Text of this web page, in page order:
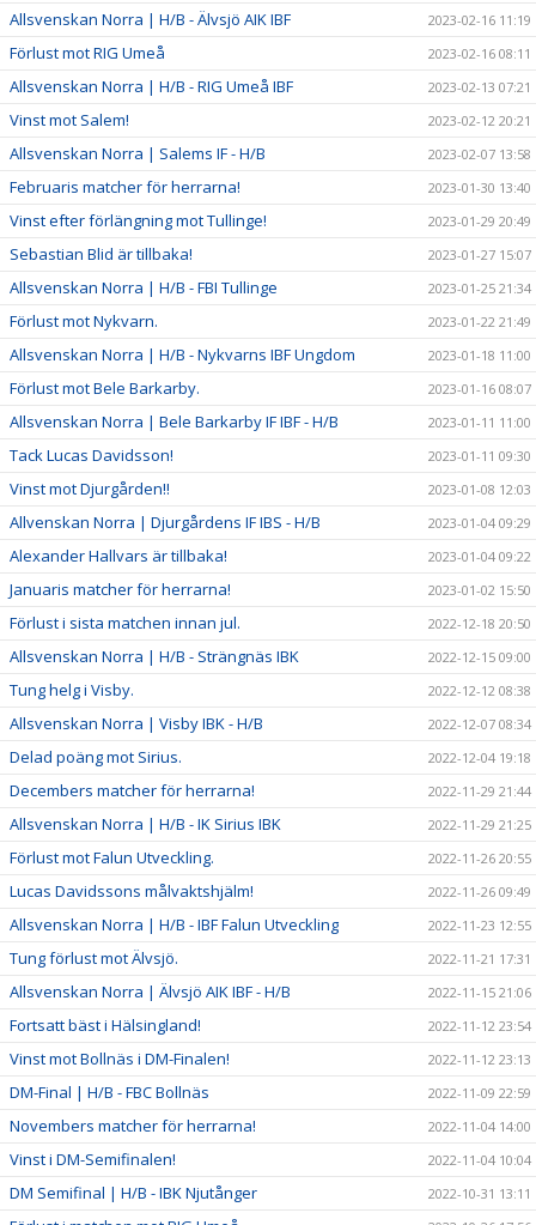
Allsvenskan Norra | H/B - Älvsjö AIK IBF 2023-02-16 11:19
Förlust mot RIG Umeå 2023-02-16 08:11
Allsvenskan Norra | H/B - RIG Umeå IBF 2023-02-13 07:21
Vinst mot Salem! 2023-02-12 20:21
Allsvenskan Norra | Salems IF - H/B 2023-02-07 13:58
Februaris matcher för herrarna! 2023-01-30 13:40
Vinst efter förlängning mot Tullinge! 2023-01-29 20:49
Sebastian Blid är tillbaka! 2023-01-27 15:07
Allsvenskan Norra | H/B - FBI Tullinge 2023-01-25 21:34
Förlust mot Nykvarn. 2023-01-22 21:49
Allsvenskan Norra | H/B - Nykvarns IBF Ungdom 2023-01-18 11:00
Förlust mot Bele Barkarby. 2023-01-16 08:07
Allsvenskan Norra | Bele Barkarby IF IBF - H/B 2023-01-11 11:00
Tack Lucas Davidsson! 2023-01-11 09:30
Vinst mot Djurgården!! 2023-01-08 12:03
Allvenskan Norra | Djurgårdens IF IBS - H/B 2023-01-04 09:29
Alexander Hallvars är tillbaka! 2023-01-04 09:22
Januaris matcher för herrarna! 2023-01-02 15:50
Förlust i sista matchen innan jul. 2022-12-18 20:50
Allsvenskan Norra | H/B - Strängnäs IBK 2022-12-15 09:00
Tung helg i Visby. 2022-12-12 08:38
Allsvenskan Norra | Visby IBK - H/B 2022-12-07 08:34
Delad poäng mot Sirius. 2022-12-04 19:18
Decembers matcher för herrarna! 2022-11-29 21:44
Allsvenskan Norra | H/B - IK Sirius IBK 2022-11-29 21:25
Förlust mot Falun Utveckling. 2022-11-26 20:55
Lucas Davidssons målvaktshjälm! 2022-11-26 09:49
Allsvenskan Norra | H/B - IBF Falun Utveckling 2022-11-23 12:55
Tung förlust mot Älvsjö. 2022-11-21 17:31
Allsvenskan Norra | Älvsjö AIK IBF - H/B 2022-11-15 21:06
Fortsatt bäst i Hälsingland! 2022-11-12 23:54
Vinst mot Bollnäs i DM-Finalen! 2022-11-12 23:13
DM-Final | H/B - FBC Bollnäs 2022-11-09 22:59
Novembers matcher för herrarna! 2022-11-04 14:00
Vinst i DM-Semifinalen! 2022-11-04 10:04
DM Semifinal | H/B - IBK Njutånger 2022-10-31 13:11